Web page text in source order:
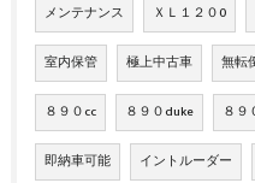
メンテナンス ＸＬ１２０0
室内保管 極上中古車 無転
８９０cc ８９０duke ８９
即納車可能 イントルーダー